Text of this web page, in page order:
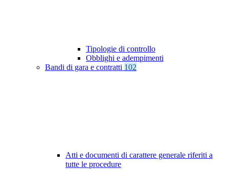
Tipologie di controllo
Obblighi e adempimenti
Bandi di gara e contratti 102
Atti e documenti di carattere generale riferiti a
tutte le procedure